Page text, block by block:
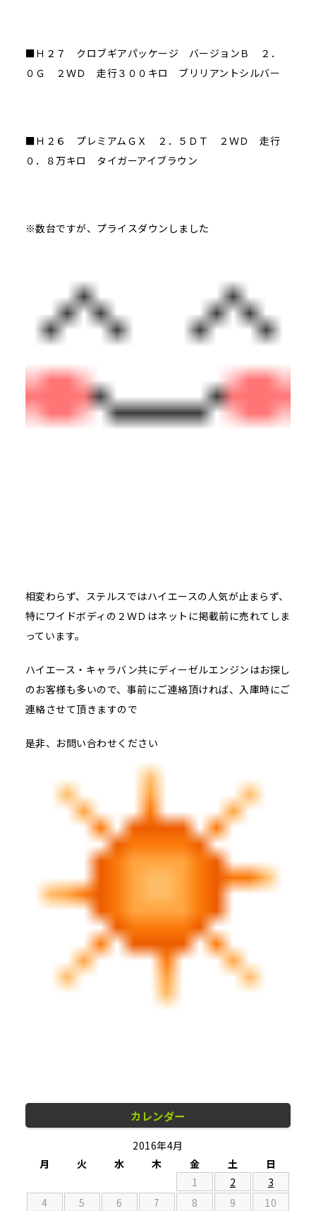
■Ｈ２７ クロブギアパッケージ バージョンＢ ２．
０Ｇ ２ＷＤ 走行３００キロ ブリリアントシルバー
■Ｈ２６ プレミアムＧＸ ２．５ＤＴ ２ＷＤ 走行
０．８万キロ タイガーアイブラウン
※数台ですが、プライスダウンしました
相変わらず、ステルスではハイエースの人気が止まらず、
特にワイドボディの２ＷＤはネットに掲載前に売れてしま
っています。
ハイエース・キャラバン共にディーゼルエンジンはお探し
のお客様も多いので、事前にご連絡頂ければ、入庫時にご
連絡させて頂きますので
是非、お問い合わせください
カレンダー
2016年4月
月
火 水 木 金 土
日
1
2
3
4
5 6 7 8 9
10